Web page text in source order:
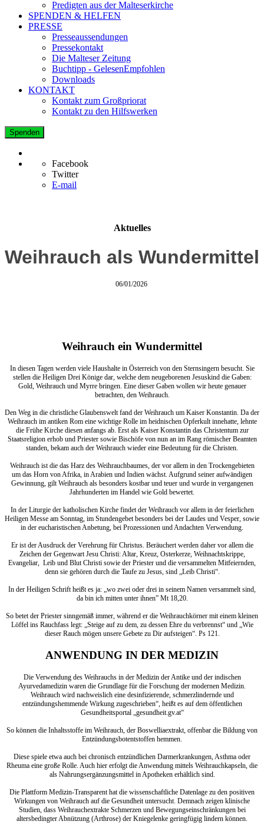
Predigten aus der Malteserkirche
SPENDEN & HELFEN
PRESSE
Presseaussendungen
Pressekontakt
Die Malteser Zeitung
Buchtipp - GelesenEmpfohlen
Downloads
KONTAKT
Kontakt zum Großpriorat
Kontakt zu den Hilfswerken
Spenden
Facebook
Twitter
E-mail
Aktuelles
Weihrauch als Wundermittel
06/01/2026
Weihrauch ein Wundermittel
In diesen Tagen werden viele Haushalte in Österreich von den Sternsingern besucht. Sie
stellen die Heiligen Drei Könige dar, welche dem neugeborenen Jesuskind die Gaben:
Gold, Weihrauch und Myrre bringen. Eine dieser Gaben wollen wir heute genauer
betrachten, den Weihrauch.
Den Weg in die christliche Glaubenswelt fand der Weihrauch um Kaiser Konstantin. Da der
Weihrauch im antiken Rom eine wichtige Rolle im heidnischen Opferkult innehatte, lehnte
die Frühe Kirche diesen anfangs ab. Erst als Kaiser Konstantin das Christentum zur
Staatsreligion erhob und Priester sowie Bischöfe von nun an im Rang römischer Beamten
standen, bekam auch der Weihrauch wieder eine Bedeutung für die Christen.
Weihrauch ist die das Harz des Weihrauchbaumes, der vor allem in den Trockengebieten
um das Horn von Afrika, in Arabien und Indien wächst. Aufgrund seiner aufwändigen
Gewinnung, gilt Weihrauch als besonders kostbar und teuer und wurde in vergangenen
Jahrhunderten im Handel wie Gold bewertet.
In der Liturgie der katholischen Kirche findet der Weihrauch vor allem in der feierlichen
Heiligen Messe am Sonntag, im Stundengebet besonders bei der Laudes und Vesper, sowie
in der eucharistischen Anbetung, bei Prozessionen und Andachten Verwendung.
Er ist der Ausdruck der Verehrung für Christus. Beräuchert werden daher vor allem die
Zeichen der Gegenwart Jesu Christi: Altar, Kreuz, Osterkerze, Weihnachtskrippe,
Evangeliar, Leib und Blut Christi sowie der Priester und die versammelten Mitfeiernden,
denn sie gehören durch die Taufe zu Jesus, sind „Leib Christi“.
In der Heiligen Schrift heißt es ja: „wo zwei oder drei in seinem Namen versammelt sind,
da bin ich mitten unter ihnen” Mt 18,20.
So betet der Priester sinngemäß immer, während er die Weihrauchkörner mit einem kleinen
Löffel ins Rauchfass legt: „Steige auf zu dem, zu dessen Ehre du verbrennst“ und „Wie
dieser Rauch mögen unsere Gebete zu Dir aufsteigen“. Ps 121.
ANWENDUNG IN DER MEDIZIN
Die Verwendung des Weihrauchs in der Medizin der Antike und der indischen
Ayurvedamedizin waren die Grundlage für die Forschung der modernen Medizin.
Weihrauch wird nachweislich eine desinfizierende, schmerzlindernde und
entzündungshemmende Wirkung zugeschrieben“, heißt es auf dem öffentlichen
Gesundheitsportal „gesundheit.gv.at“
So können die Inhaltsstoffe im Weihrauch, der Boswelliaextrakt, offenbar die Bildung von
Entzündungsbotentstoffen hemmen.
Diese spiele etwa auch bei chronisch entzündlichen Darmerkrankungen, Asthma oder
Rheuma eine große Rolle. Auch hier erfolgt die Anwendung mittels Weihrauchkapseln, die
als Nahrungsergänzungsmittel in Apotheken erhältlich sind.
Die Plattform Medizin-Transparent hat die wissenschaftliche Datenlage zu den positiven
Wirkungen von Weihrauch auf die Gesundheit untersucht. Demnach zeigen klinische
Studien, dass Weihrauchextrakte Schmerzen und Bewegungseinschränkungen bei
altersbedingter Abnützung (Arthrose) der Kniegelenke geringfügig lindern können.